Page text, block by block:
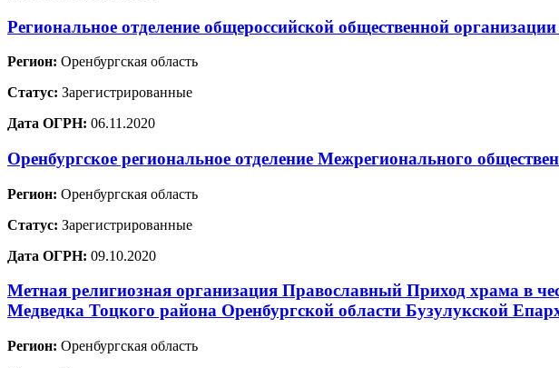
Региональное отделение общероссийской общественной
Регион: Оренбургская область
Статус: Зарегистрированные
Дата ОГРН: 06.11.2020
Оренбургское региональное отделение Межрегионального
Регион: Оренбургская область
Статус: Зарегистрированные
Дата ОГРН: 09.10.2020
Метная религиозная организация Православный Приход храма в
Медведка Тоцкого района Оренбургской области Бузулукской
Регион: Оренбургская область